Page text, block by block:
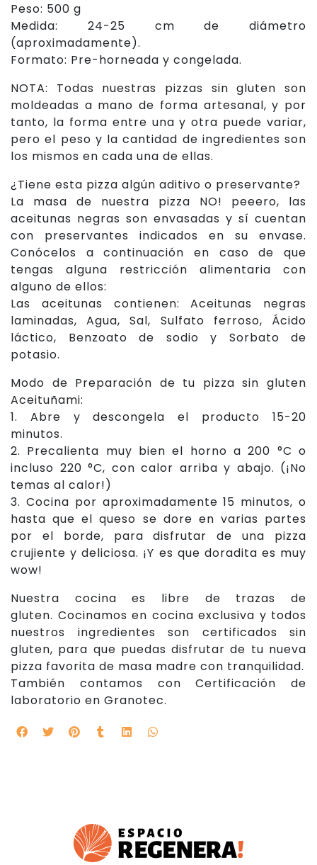
Peso: 500 g
Medida: 24-25 cm de diámetro
(aproximadamente).
Formato: Pre-horneada y congelada.
NOTA: Todas nuestras pizzas sin gluten son
moldeadas a mano de forma artesanal, y por
tanto, la forma entre una y otra puede variar,
pero el peso y la cantidad de ingredientes son
los mismos en cada una de ellas.
¿Tiene esta pizza algún aditivo o preservante?
La masa de nuestra pizza NO! peeero, las
aceitunas negras son envasadas y sí cuentan
con preservantes indicados en su envase.
Conócelos a continuación en caso de que
tengas alguna restricción alimentaria con
alguno de ellos:
Las aceitunas contienen: Aceitunas negras
laminadas, Agua, Sal, Sulfato ferroso, Ácido
láctico, Benzoato de sodio y Sorbato de
potasio.
Modo de Preparación de tu pizza sin gluten
Aceituñami:
1. Abre y descongela el producto 15-20
minutos.
2. Precalienta muy bien el horno a 200 °C o
incluso 220 °C, con calor arriba y abajo. (¡No
temas al calor!)
3. Cocina por aproximadamente 15 minutos, o
hasta que el queso se dore en varias partes
por el borde, para disfrutar de una pizza
crujiente y deliciosa. ¡Y es que doradita es muy
wow!
Nuestra cocina es libre de trazas de
gluten. Cocinamos en cocina exclusiva y todos
nuestros ingredientes son certificados sin
gluten, para que puedas disfrutar de tu nueva
pizza favorita de masa madre con tranquilidad.
También contamos con Certificación de
laboratorio en Granotec.